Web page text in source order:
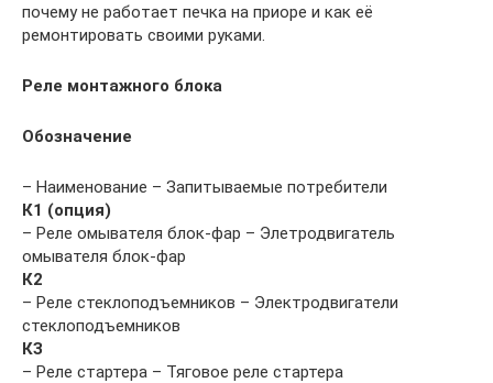
почему не работает печка на приоре и как её
ремонтировать своими руками.
Реле монтажного блока
Обозначение
– Наименование – Запитываемые потребители
К1 (опция)
– Реле омывателя блок-фар – Элетродвигатель
омывателя блок-фар
К2
– Реле стеклоподъемников – Электродвигатели
стеклоподъемников
КЗ
– Реле стартера – Тяговое реле стартера